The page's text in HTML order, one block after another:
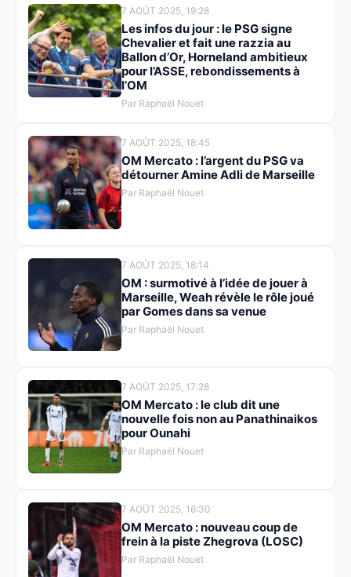
7 AOÛT 2025, 19:28
Les infos du jour : le PSG signe
Chevalier et fait une razzia au
Ballon d’Or, Horneland ambitieux
pour l’ASSE, rebondissements à
l’OM
Par Raphaël Nouet
7 AOÛT 2025, 18:45
OM Mercato : l’argent du PSG va
détourner Amine Adli de Marseille
Par Raphaël Nouet
7 AOÛT 2025, 18:14
OM : surmotivé à l’idée de jouer à
Marseille, Weah révèle le rôle joué
par Gomes dans sa venue
Par Raphaël Nouet
7 AOÛT 2025, 17:28
OM Mercato : le club dit une
nouvelle fois non au Panathinaikos
pour Ounahi
Par Raphaël Nouet
7 AOÛT 2025, 16:30
OM Mercato : nouveau coup de
frein à la piste Zhegrova (LOSC)
Par Raphaël Nouet